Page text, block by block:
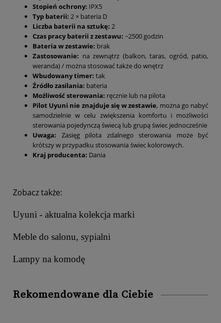
Stopień ochrony: IPX5
Typ baterii: 2 × bateria D
Liczba baterii na sztukę: 2
Czas pracy baterii z zestawu: ~2500 godzin
Bateria w zestawie: brak
Zastosowanie: na zewnątrz (balkon, taras, ogród, patio,
weranda) / można stosować także do wnętrz
Wbudowany timer: tak
Źródło zasilania: bateria
Możliwość sterowania: ręcznie lub na pilota
Pilot Uyuni nie znajduje się w zestawie, można go nabyć
samodzielnie w celu zwiększenia komfortu i możliwości
sterowania pojedynczą świecą lub grupą świec jednocześnie
Uwaga: Zasięg pilota zdalnego sterowania może być
krótszy w przypadku stosowania świec kolorowych.
Kraj producenta: Dania
Zobacz także:
Uyuni - aktualna kolekcja marki
Meble do salonu, sypialni
Lampy na komodę
Rekomendowane dla Ciebie